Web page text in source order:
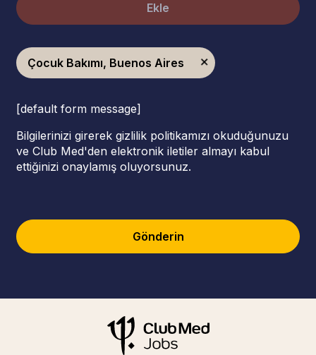
Ekle
Çocuk Bakımı, Buenos Aires
[default form message]
Bilgilerinizi girerek gizlilik politikamızı okuduğunuzu
ve Club Med'den elektronik iletiler almayı kabul
ettiğinizi onaylamış oluyorsunuz.
Gönderin